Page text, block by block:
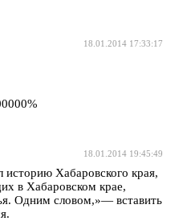
18.01.2014 17:33:17
18.01.2014 19:45:49
Хабаровского края,
в Хабаровском крае,
Одним словом,»― вставить